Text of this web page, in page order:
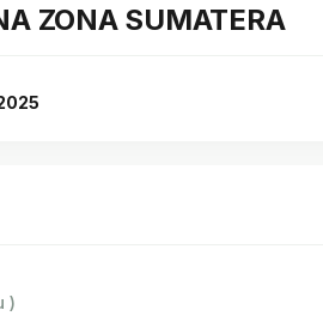
ZONA SUMATERA
)